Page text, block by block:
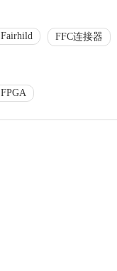
Fairhild FFC连接器
FPGA